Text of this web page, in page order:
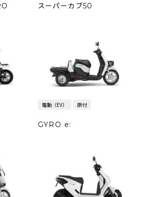
スーパーカブ50
電動（EV） 原付
GYRO e: